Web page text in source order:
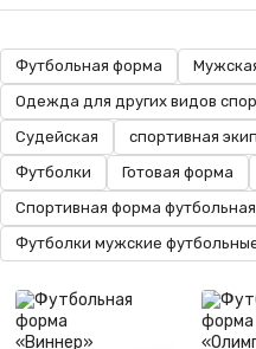
Футбольная форма
Одежда для других видов
Судейская
спортивная
Футболки
Готовая форма
Спортивная форма футбольная
Футболки мужские